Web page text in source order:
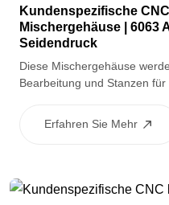
Kundenspezifische
Mischergehäuse | 6063
Seidendruck
Diese Mischergehäuse
Bearbeitung und Stanzen
werden die Gehäuse für
Erfahren Sie Mehr